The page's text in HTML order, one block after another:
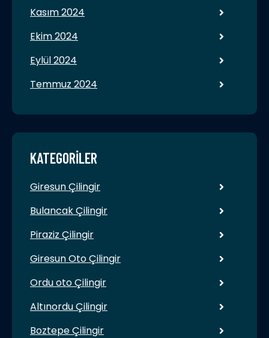
Kasım 2024
Ekim 2024
Eylül 2024
Temmuz 2024
KATEGORILER
Giresun Çilingir
Bulancak Çilingir
Piraziz Çilingir
Giresun Oto Çilingir
Ordu oto Çilingir
Altınordu Çilingir
Boztepe Çilingir